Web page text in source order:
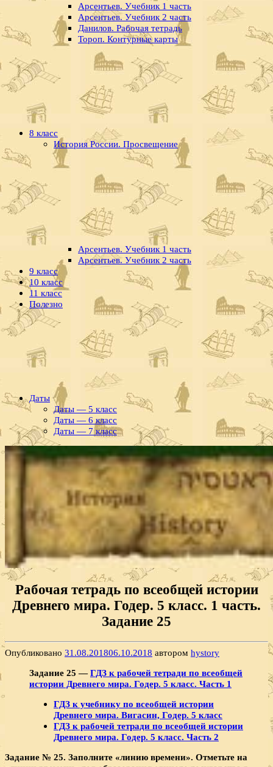
Арсентьев. Учебник 1 часть
Арсентьев. Учебник 2 часть
Данилов. Рабочая тетрадь
Тороп. Контурные карты
8 класс
История России. Просвещение
Арсентьев. Учебник 1 часть
Арсентьев. Учебник 2 часть
9 класс
10 класс
11 класс
Полезно
Даты
Даты — 5 класс
Даты — 6 класс
Даты — 7 класс
Рабочая тетрадь по всеобщей истории
Древнего мира. Годер. 5 класс. 1 часть.
Задание 25
Опубликовано 31.08.201806.10.2018 автором hystory
Задание 25 —ГДЗ к рабочей тетради по всеобщей
истории Древнего мира. Годер. 5 класс. Часть 1
ГДЗ к учебнику по всеобщей истории
Древнего мира. Вигасин, Годер. 5 класс
ГДЗ к рабочей тетради по всеобщей истории
Древнего мира. Годер. 5 класс. Часть 2
Задание № 25. Заполните «линию времени». Отметьте на